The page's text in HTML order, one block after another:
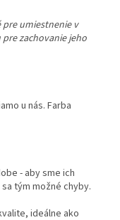
pre umiestnenie v
zachovanie jeho
u nás. Farba
- aby sme ich
tým možné chyby.
ideálne ako